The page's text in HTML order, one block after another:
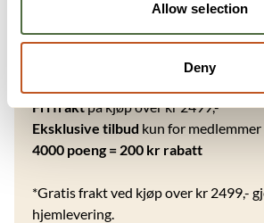
Allow selection
Deny
Medlemmer hos
Får en rabattkode på100 krved
rabatter.
Fri fraktpå kjøp over kr 2499,-*
Eksklusive tilbud kun for medlemmer
4000 poeng = 200 kr rabatt
*Gratis frakt ved kjøp over kr 2499,-
hjemlevering.